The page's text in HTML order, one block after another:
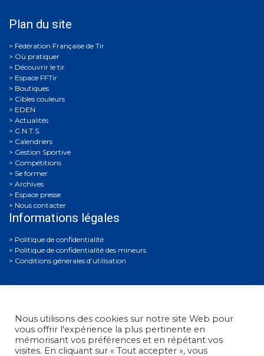
Plan du site
Où pratiquer
Découvrir le tir
Espace FFTir
Boutiques
Cibles couleurs
EDEN
Actualités
C.N.T.S.
Calendriers
Gestion Sportive
Compétitions
Se former
Archives
Espace presse
Nous contacter
Informations légales
Politique de confidentialité
Politique de confidentialité des mineurs
Conditions générales d’utilisation
Nous utilisons des cookies sur notre site Web pour
vous offrir l'expérience la plus pertinente en
mémorisant vos préférences et en répétant vos
visites. En cliquant sur « Tout accepter », vous